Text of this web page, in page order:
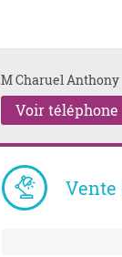
M Charuel Anthony
Voir téléphone